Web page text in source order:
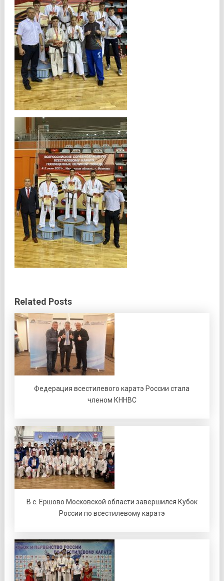
Related Posts
Федерация всестилевого каратэ России стала
членом КННВС
В с. Ершово Московской области завершился Кубок
России по всестилевому каратэ